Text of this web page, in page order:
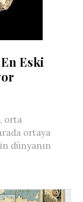
Eski
orta
ortaya
dünyanın